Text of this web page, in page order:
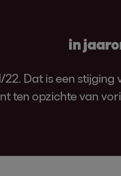
in
Dat is een stijging
ten opzichte van